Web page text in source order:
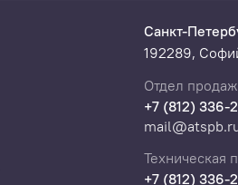
Санкт-
192289,
Отдел продаж
+7 (812) 336-
Техническая
+7 (812) 336-